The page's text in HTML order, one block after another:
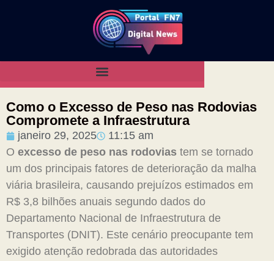
Como o Excesso de Peso nas Rodovias
Compromete a Infraestrutura
janeiro 29, 2025
11:15 am
O excesso de peso nas rodovias tem se tornado
um dos principais fatores de deterioração da malha
viária brasileira, causando prejuízos estimados em
R$ 3,8 bilhões anuais segundo dados do
Departamento Nacional de Infraestrutura de
Transportes (DNIT). Este cenário preocupante tem
exigido atenção redobrada das autoridades